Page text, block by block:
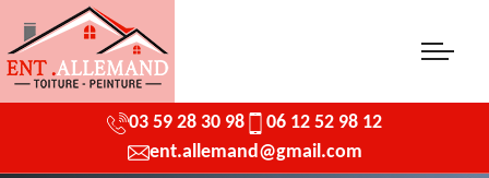
03 59 28 30 98
06 12 52 98 12
ent.allemand@gmail.com